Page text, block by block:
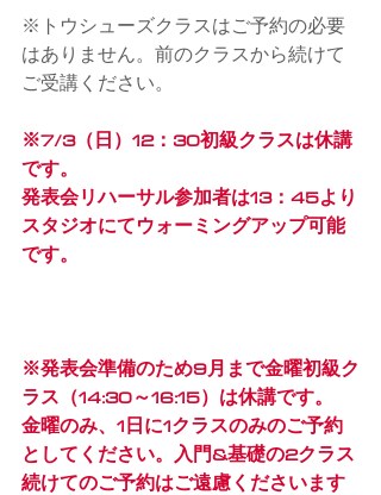
※トウシューズクラスはご予約の必要
はありません。前のクラスから続けて
ご受講ください。
※7/3（日）12：30初級クラスは休講
です。
発表会リハーサル参加者は13：45より
スタジオにてウォーミングアップ可能
です。
※発表会準備のため9月まで金曜初級ク
ラス（14:30～16:15）は休講です。
金曜のみ、1日に1クラスのみのご予約
としてください。入門&基礎の2クラス
続けてのご予約はご遠慮くださいます